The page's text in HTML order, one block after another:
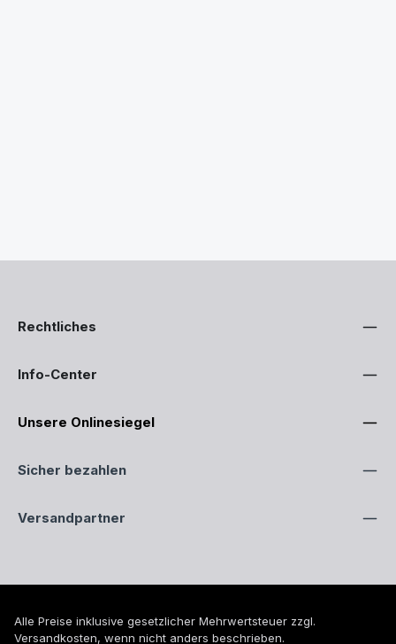
Rechtliches
Info-Center
Unsere Onlinesiegel
Sicher bezahlen
Versandpartner
Alle Preise inklusive gesetzlicher Mehrwertsteuer zzgl.
Versandkosten, wenn nicht anders beschrieben.